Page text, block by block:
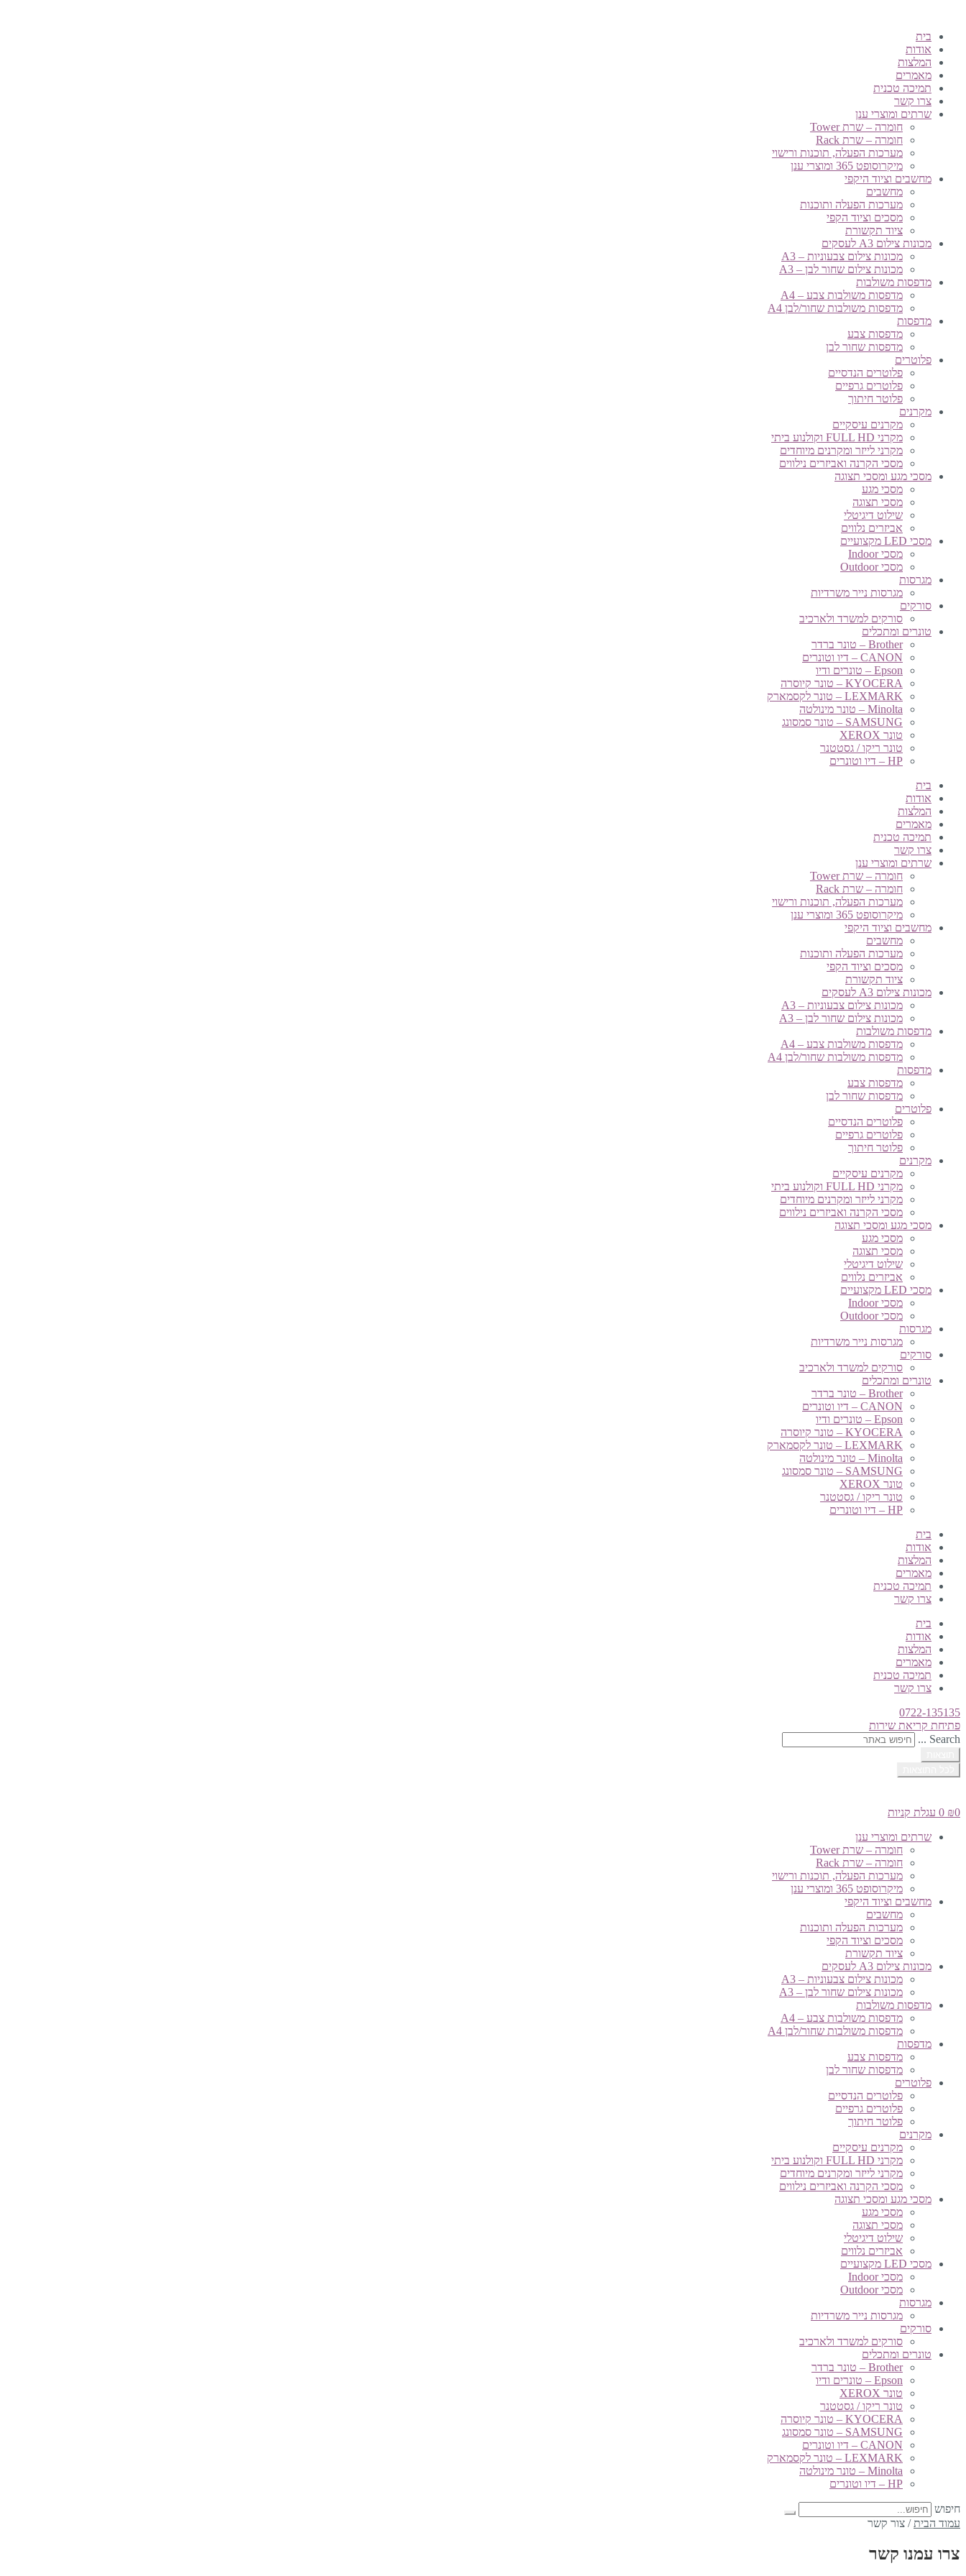
בית
אודות
המלצות
מאמרים
תמיכה טכנית
צרו קשר
שרתים ומוצרי ענן
חומרה – שרת Tower
חומרה – שרת Rack
מערכות הפעלה, תוכנות ורישוי
מיקרוסופט 365 ומוצרי ענן
מחשבים וציוד היקפי
מחשבים
מערכות הפעלה ותוכנות
מסכים וציוד הקפי
ציוד תקשורת
מכונות צילום A3 לעסקים
מכונות צילום צבעוניות – A3
מכונות צילום שחור לבן – A3
מדפסות משולבות
מדפסות משולבות צבע – A4
מדפסות משולבות שחור/לבן A4
מדפסות
מדפסות צבע
מדפסות שחור לבן
פלוטרים
פלוטרים הנדסיים
פלוטרים גרפיים
פלוטר חיתוך
מקרנים
מקרנים עיסקיים
מקרני FULL HD וקולנוע ביתי
מקרני לייזר ומקרנים מיוחדים
מסכי הקרנה ואביזרים נילווים
מסכי מגע ומסכי תצוגה
מסכי מגע
מסכי תצוגה
שילוט דיגיטלי
אביזרים נלווים
מסכי LED מקצועיים
מסכי Indoor
מסכי Outdoor
מגרסות
מגרסות נייר משרדיות
סורקים
סורקים למשרד ולארכיב
טונרים ומתכלים
Brother – טונר ברדר
CANON – דיו וטונרים
Epson – טונרים ודיו
KYOCERA – טונר קיוסרה
LEXMARK – טונר לקסמארק
Minolta – טונר מינולטה
SAMSUNG – טונר סמסונג
טונר XEROX
טונר ריקו / גסטטנר
HP – דיו וטונרים
בית
אודות
המלצות
מאמרים
תמיכה טכנית
צרו קשר
שרתים ומוצרי ענן
חומרה – שרת Tower
חומרה – שרת Rack
מערכות הפעלה, תוכנות ורישוי
מיקרוסופט 365 ומוצרי ענן
מחשבים וציוד היקפי
מחשבים
מערכות הפעלה ותוכנות
מסכים וציוד הקפי
ציוד תקשורת
מכונות צילום A3 לעסקים
מכונות צילום צבעוניות – A3
מכונות צילום שחור לבן – A3
מדפסות משולבות
מדפסות משולבות צבע – A4
מדפסות משולבות שחור/לבן A4
מדפסות
מדפסות צבע
מדפסות שחור לבן
פלוטרים
פלוטרים הנדסיים
פלוטרים גרפיים
פלוטר חיתוך
מקרנים
מקרנים עיסקיים
מקרני FULL HD וקולנוע ביתי
מקרני לייזר ומקרנים מיוחדים
מסכי הקרנה ואביזרים נילווים
מסכי מגע ומסכי תצוגה
מסכי מגע
מסכי תצוגה
שילוט דיגיטלי
אביזרים נלווים
מסכי LED מקצועיים
מסכי Indoor
מסכי Outdoor
מגרסות
מגרסות נייר משרדיות
סורקים
סורקים למשרד ולארכיב
טונרים ומתכלים
Brother – טונר ברדר
CANON – דיו וטונרים
Epson – טונרים ודיו
KYOCERA – טונר קיוסרה
LEXMARK – טונר לקסמארק
Minolta – טונר מינולטה
SAMSUNG – טונר סמסונג
טונר XEROX
טונר ריקו / גסטטנר
HP – דיו וטונרים
בית
אודות
המלצות
מאמרים
תמיכה טכנית
צרו קשר
בית
אודות
המלצות
מאמרים
תמיכה טכנית
צרו קשר
0722-135135
פתיחת קריאת שירות
Search ...
₪0
0 עגלת קניות
שרתים ומוצרי ענן
חומרה – שרת Tower
חומרה – שרת Rack
מערכות הפעלה, תוכנות ורישוי
מיקרוסופט 365 ומוצרי ענן
מחשבים וציוד היקפי
מחשבים
מערכות הפעלה ותוכנות
מסכים וציוד הקפי
ציוד תקשורת
מכונות צילום A3 לעסקים
מכונות צילום צבעוניות – A3
מכונות צילום שחור לבן – A3
מדפסות משולבות
מדפסות משולבות צבע – A4
מדפסות משולבות שחור/לבן A4
מדפסות
מדפסות צבע
מדפסות שחור לבן
פלוטרים
פלוטרים הנדסיים
פלוטרים גרפיים
פלוטר חיתוך
מקרנים
מקרנים עיסקיים
מקרני FULL HD וקולנוע ביתי
מקרני לייזר ומקרנים מיוחדים
מסכי הקרנה ואביזרים נילווים
מסכי מגע ומסכי תצוגה
מסכי מגע
מסכי תצוגה
שילוט דיגיטלי
אביזרים נלווים
מסכי LED מקצועיים
מסכי Indoor
מסכי Outdoor
מגרסות
מגרסות נייר משרדיות
סורקים
סורקים למשרד ולארכיב
טונרים ומתכלים
Brother – טונר ברדר
Epson – טונרים ודיו
טונר XEROX
טונר ריקו / גסטטנר
KYOCERA – טונר קיוסרה
SAMSUNG – טונר סמסונג
CANON – דיו וטונרים
LEXMARK – טונר לקסמארק
Minolta – טונר מינולטה
HP – דיו וטונרים
חיפוש
עמוד הבית / צור קשר
צרו עמנו קשר